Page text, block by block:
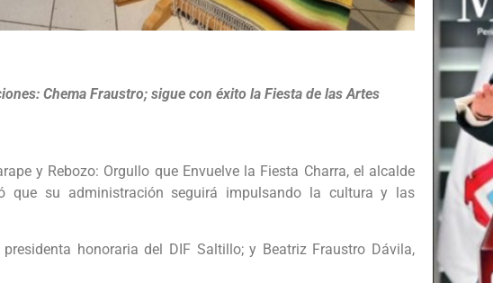
Chema Fraustro; sigue con éxito la Fiesta de las Artes
y Rebozo: Orgullo que Envuelve la Fiesta Charra, el alcalde
que su administración seguirá impulsando la cultura y las
honoraria del DIF Saltillo; y Beatriz Fraustro Dávila,